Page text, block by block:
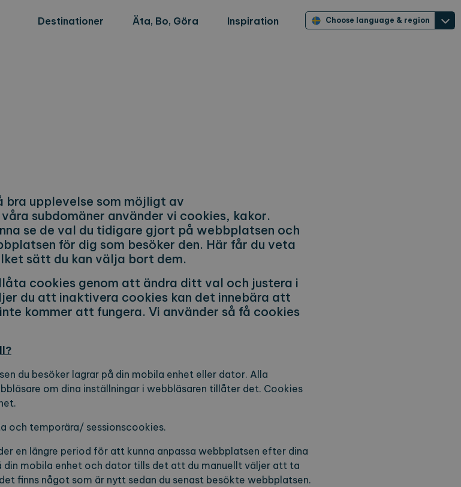
Destinationer Äta, Bo, Göra Inspiration Choose language & region
bra upplevelse som möjligt av
subdomäner använder vi cookies, kakor.
se de val du tidigare gjort på webbplatsen och
för dig som besöker den. Här får du veta
sätt du kan välja bort dem.
cookies genom att ändra ditt val och justera i
du att inaktivera cookies kan det innebära att
kommer att fungera. Vi använder så få cookies
du besöker lagrar på din mobila enhet eller dator. Alla
om dina inställningar i webbläsaren tillåter det. Cookies
och temporära/ sessionscookies.
en längre period för att kunna anpassa webbplatsen efter dina
din mobila enhet och dator tills det att du manuellt väljer att ta
finns något som är nytt sedan du senast besökte webbplatsen.